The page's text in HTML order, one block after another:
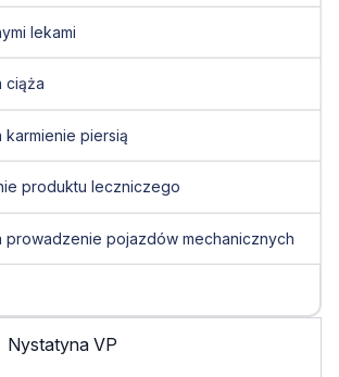
lekami
ciąża
karmienie piersią
produktu leczniczego
prowadzenie pojazdów mechanicznych
Nystatyna VP